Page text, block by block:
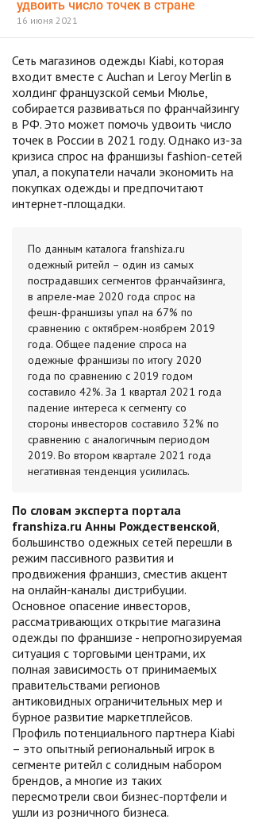
удвоить число точек в стране
16 июня 2021
Сеть магазинов одежды Kiabi, которая
входит вместе с Auchan и Leroy Merlin в
холдинг французской семьи Мюлье,
собирается развиваться по франчайзингу
в РФ. Это может помочь удвоить число
точек в России в 2021 году. Однако из-за
кризиса спрос на франшизы fashion-сетей
упал, а покупатели начали экономить на
покупках одежды и предпочитают
интернет-площадки.
По данным каталога franshiza.ru
одежный ритейл – один из самых
пострадавших сегментов франчайзинга,
в апреле-мае 2020 года спрос на
фешн-франшизы упал на 67% по
сравнению с октябрем-ноябрем 2019
года. Общее падение спроса на
одежные франшизы по итогу 2020
года по сравнению с 2019 годом
составило 42%. За 1 квартал 2021 года
падение интереса к сегменту со
стороны инвесторов составило 32% по
сравнению с аналогичным периодом
2019. Во втором квартале 2021 года
негативная тенденция усилилась.
По словам эксперта портала
franshiza.ru Анны Рождественской,
большинство одежных сетей перешли в
режим пассивного развития и
продвижения франшиз, сместив акцент
на онлайн-каналы дистрибуции.
Основное опасение инвесторов,
рассматривающих открытие магазина
одежды по франшизе - непрогнозируемая
ситуация с торговыми центрами, их
полная зависимость от принимаемых
правительствами регионов
антиковидных ограничительных мер и
бурное развитие маркетплейсов.
Профиль потенциального партнера Kiabi
– это опытный региональный игрок в
сегменте ритейл с солидным набором
брендов, а многие из таких
пересмотрели свои бизнес-портфели и
ушли из розничного бизнеса.